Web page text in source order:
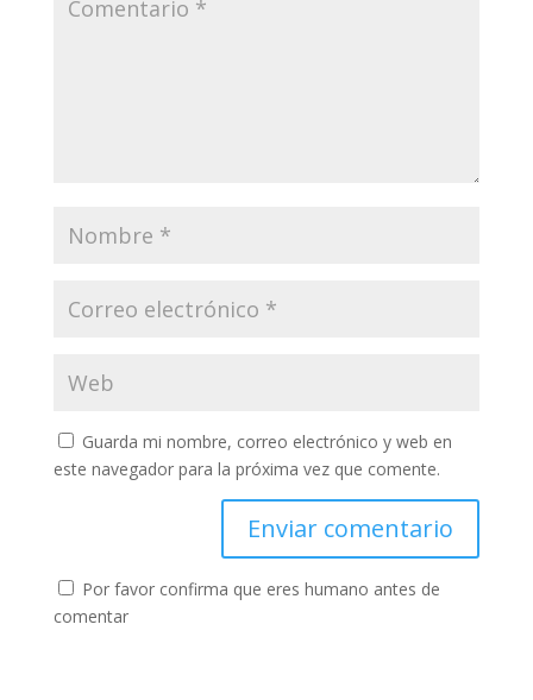
Guarda mi nombre, correo electrónico y web en
este navegador para la próxima vez que comente.
Por favor confirma que eres humano antes de
comentar